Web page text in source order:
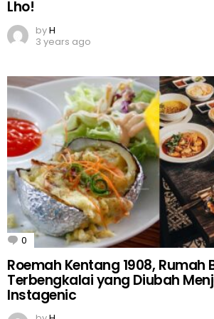
Lho!
byH
3 years ago
0 Comments
Roemah Kentang 1908, Rumah
Terbengkalai yang Diubah
Instagenic